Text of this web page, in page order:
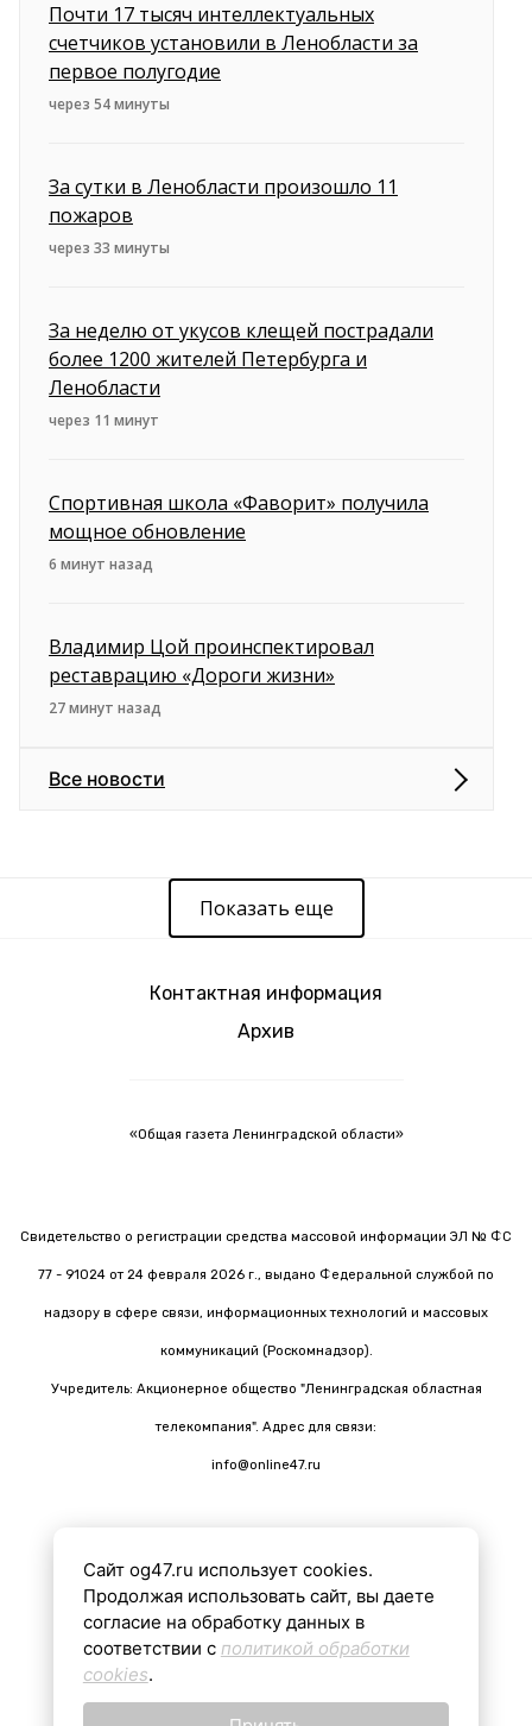
Почти 17 тысяч интеллектуальных
счетчиков установили в Ленобласти за
первое полугодие
через 54 минуты
За сутки в Ленобласти произошло 11
пожаров
через 33 минуты
За неделю от укусов клещей пострадали
более 1200 жителей Петербурга и
Ленобласти
через 11 минут
Спортивная школа «Фаворит» получила
мощное обновление
6 минут назад
Владимир Цой проинспектировал
реставрацию «Дороги жизни»
27 минут назад
Все новости
Показать еще
Контактная информация
Архив
«Общая газета Ленинградской области»
Свидетельство о регистрации средства массовой информации ЭЛ № ФС
77 - 91024 от 24 февраля 2026 г., выдано Федеральной службой по
надзору в сфере связи, информационных технологий и массовых
коммуникаций (Роскомнадзор).
Учредитель: Акционерное общество "Ленинградская областная
телекомпания". Адрес для связи:
info@online47.ru
Все материалы на сайте подготовлены с помощью ИИ
16+
Сайт og47.ru использует cookies.
Продолжая использовать сайт, вы даете
согласие на обработку данных в
соответствии с политикой обработки
cookies.